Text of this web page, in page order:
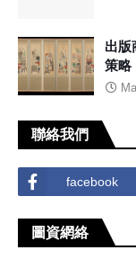
出版
策略
聯絡我們
facebook
圖資網絡